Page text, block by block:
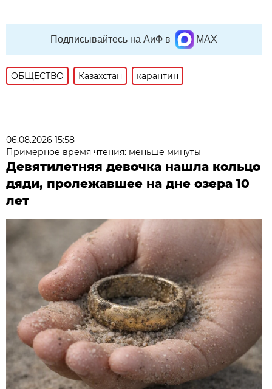
Подписывайтесь на АиФ в MAX
ОБЩЕСТВО Казахстан карантин
06.08.2026 15:58
Примерное время чтения: меньше минуты
Девятилетняя девочка нашла кольцо
дяди, пролежавшее на дне озера 10
лет